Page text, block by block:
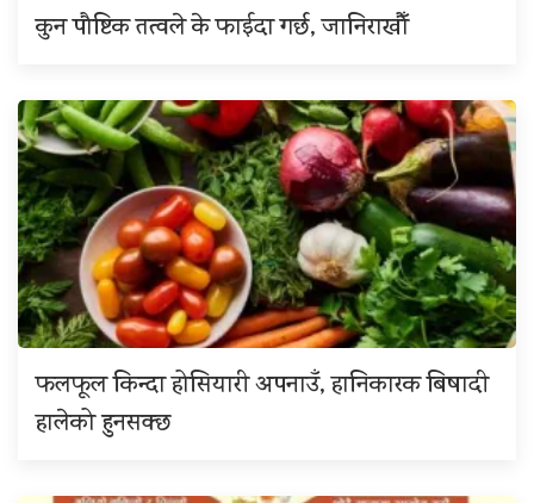
कुन पौष्टिक तत्वले के फाईदा गर्छ, जानिराखौँ
फलफूल किन्दा होसियारी अपनाउँ, हानिकारक बिषादी
हालेको हुनसक्छ